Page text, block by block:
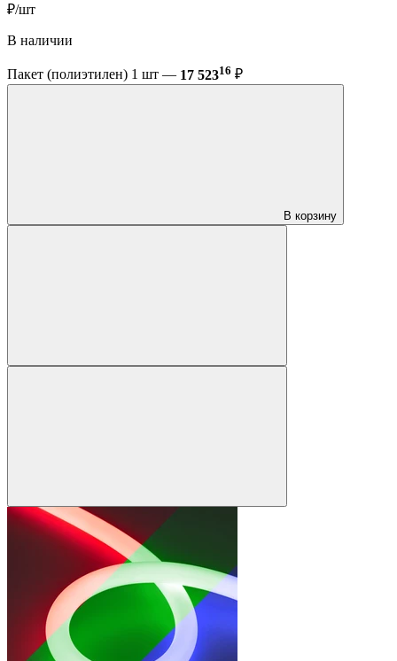
₽/шт
В наличии
Пакет (полиэтилен) 1 шт — 17 52316 ₽
В корзину